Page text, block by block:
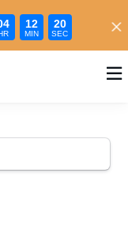
12
MIN
19
SEC
